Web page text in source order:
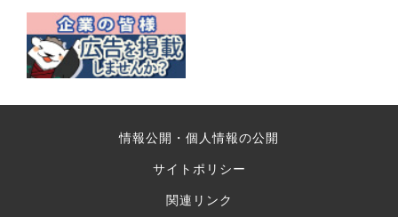
情報公開・個人情報の公開
サイトポリシー
関連リンク